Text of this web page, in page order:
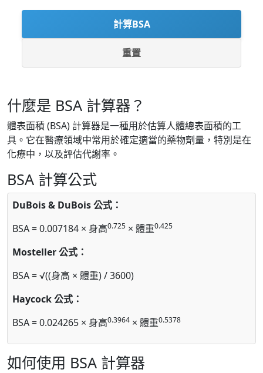
計算BSA
重置
什麼是 BSA 計算器？
體表面積 (BSA) 計算器是一種用於估算人體總表面積的工
具。它在醫療領域中常用於確定適當的藥物劑量，特別是在
化療中，以及評估代謝率。
BSA 計算公式
DuBois & DuBois 公式：
BSA = 0.007184 × 身高0.725 × 體重0.425
Mosteller 公式：
BSA = √((身高 × 體重) / 3600)
Haycock 公式：
BSA = 0.024265 × 身高0.3964 × 體重0.5378
如何使用 BSA 計算器